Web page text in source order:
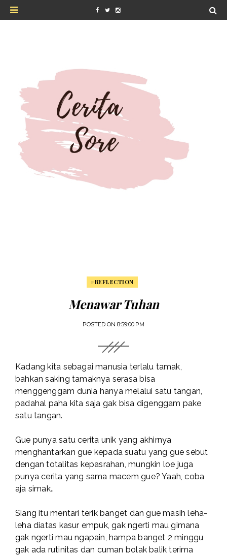
#REFLECTION
Menawar Tuhan
POSTED ON 8:59:00 PM
Kadang kita sebagai manusia terlalu tamak,
bahkan saking tamaknya serasa bisa
menggenggam dunia hanya melalui satu tangan,
padahal paha kita saja gak bisa digenggam pake
satu tangan.
Gue punya satu cerita unik yang akhirnya
menghantarkan gue kepada suatu yang gue sebut
dengan totalitas kepasrahan, mungkin loe juga
punya cerita yang sama macem gue? Yaah, coba
aja simak..
Siang itu mentari terik banget dan gue masih leha-
leha diatas kasur empuk, gak ngerti mau gimana
gak ngerti mau ngapain, hampa banget 2 minggu
gak ada rutinitas dan cuman bolak balik terima